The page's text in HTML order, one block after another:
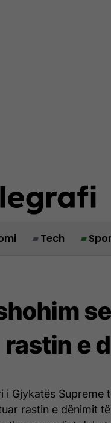
Tech
rastin e
i Gjykatës Supreme
rastin e dënimit